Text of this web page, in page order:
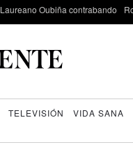
Laureano Oubiña contrabando
TELEVISIÓN VIDA SANA